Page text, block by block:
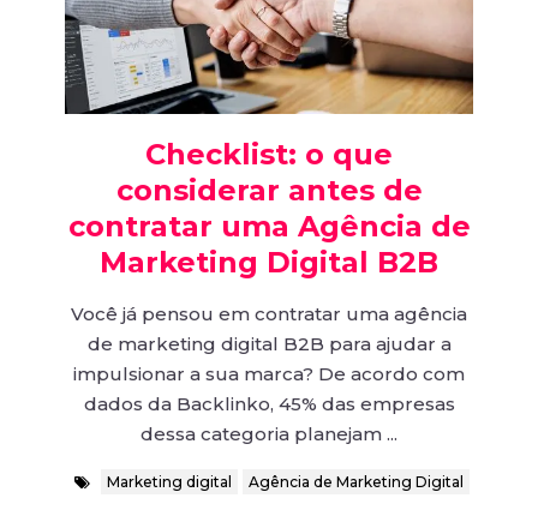
Checklist: o que
considerar antes de
contratar uma Agência de
Marketing Digital B2B
Você já pensou em contratar uma agência
de marketing digital B2B para ajudar a
impulsionar a sua marca? De acordo com
dados da Backlinko, 45% das empresas
dessa categoria planejam ...
Marketing digital Agência de Marketing Digital